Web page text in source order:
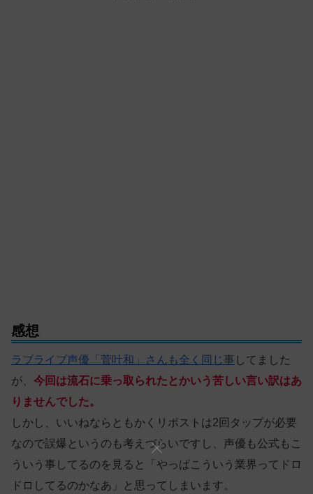
感想
ラブライブ声優「菅叶和」さんも全く同じ事 してました
が、 今回は流石に乗っ取られたとかいう苦しい言い訳はあ
りませんでした。
しかし、いいねならともかくリポストは2回タップが必要
なので誤爆というのも考えづらいですし、声優も公式もこ
ういう事してるのを見ると「やっぱこういう業界ってドロ
ドロしてるのかなあ」と思ってしまいます。